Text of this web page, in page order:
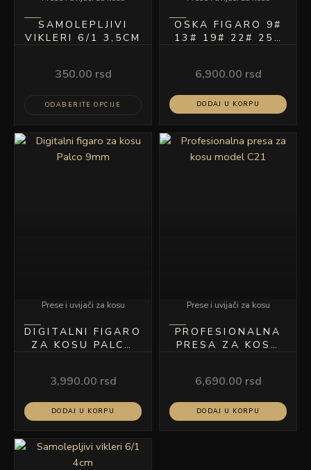
SAMOLEPLJIVI
VIKLERI 6/1 3,5CM
350.00 rsd
ODABERITE OPCIJE
OSKA FIGARO 9#
13# 19# 22# 25#
6,900.00 rsd
DODAJ U KORPU
Prese i uvijači za kosu
DIGITALNI FIGARO
ZA KOSU PALCO
3,990.00 rsd
DODAJ U KORPU
Prese i uvijači za kosu
PROFESIONALNA
PRESA ZA KOSU
6,690.00 rsd
DODAJ U KORPU
Ovaj
proizvod